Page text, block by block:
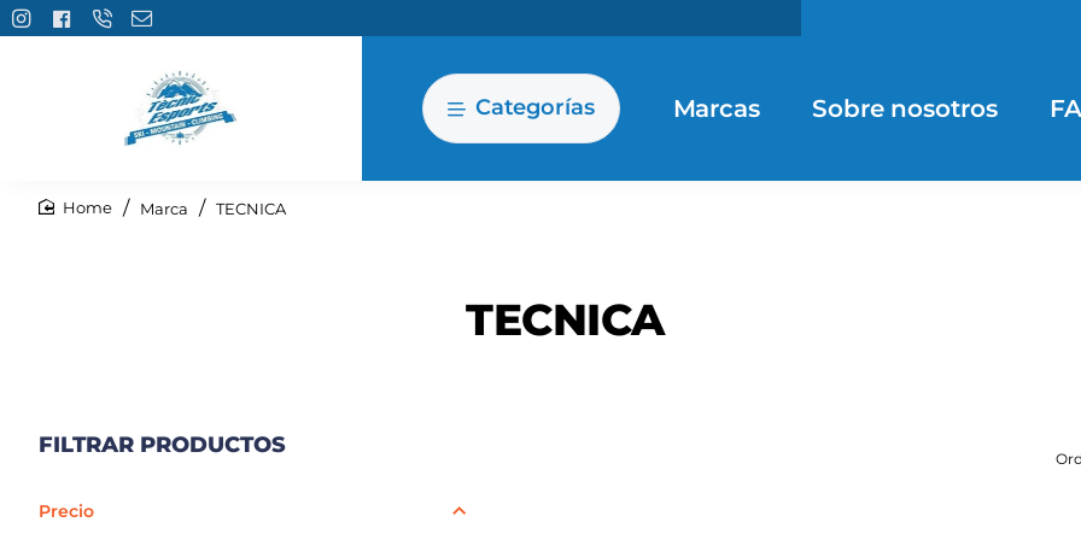
Categorías Marcas Sobre nosotros
Marca TECNICA
TECNICA
FILTRAR PRODUCTOS
Precio